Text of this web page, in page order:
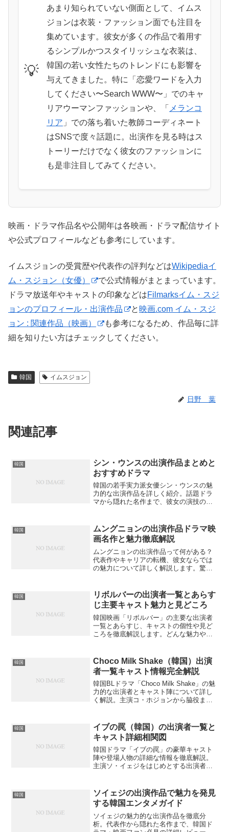
💡
あまり知られていない側面として、イムス
ジョンは衣装・ファッション面でも注目を
集めています。彼女が多くの作品で着用す
るシンプルかつスタイリッシュな衣装は、
韓国の若い女性たちのトレンドにも影響を
与えてきました。特に「恋愛ワードを入力
してください〜Search WWW〜」でのキャ
リアウーマンファッションや、「 メランコ
リア 」での落ち着いた教師コーディネート
はSNSで度々話題に。出演作を見る時はス
トーリーだけでなく彼女のファッションに
も是非注目してみてください。
映画・ドラマ作品名や公開年は各映画・ドラマ配信サイト
や公式プロフィールなども参考にしています。
イムスジョンの受賞歴や代表作の評判などはWikipediaイ
ム・スジョン（女優）
で公式情報がまとまっています。
ドラマ放送年やキャストの印象などはFilmarksイム・スジ
ョンのプロフィール・出演作品
と 映画.com イム・スジ
ョン : 関連作品（映画）
も参考になるため、作品毎に詳
細を知りたい方はチェックしてください。
韓国 イムスジョン
日野 葉
関連記事
韓国
シン・ウンスの出演作品まとめと
おすすめドラマ
韓国の若手実力派女優シン・ウンスの魅
力的な出演作品を詳しく紹介。話題ドラ
マから隠れた名作まで、彼女の演技の軌
韓国
ムングニョンの出演作品ドラマ映
画名作と魅力徹底解説
ムングニョンの出演作品って何がある？
代表作やキャリアの転機、彼女ならでは
の魅力について詳しく解説します。驚き
韓国
リボルバーの出演者一覧とあらす
じ主要キャスト魅力と見どころ
韓国映画「リボルバー」の主要な出演者
一覧とあらすじ、キャストの個性や見ど
ころを徹底解説します。どんな魅力や意
韓国
Choco Milk Shake（韓国）出演
者一覧キャスト情報完全解説
韓国BLドラマ「Choco Milk Shake」の魅
力的な出演者とキャスト陣について詳し
く解説。主演コ・ホジョンから脇役ま
か？
韓国
イブの罠（韓国）の出演者一覧と
キャスト詳細相関図
韓国ドラマ「イブの罠」の豪華キャスト
陣や登場人物の詳細な情報を徹底解説。
主演ソ・イェジをはじめとする出演者の
たちの複雑な関係性をどこまで理解して
いますか？
韓国
ソイェジの出演作品で魅力を発見
する韓国エンタメガイド
ソイェジの魅力的な出演作品を徹底分
析。代表作から隠れた名作まで、韓国ド